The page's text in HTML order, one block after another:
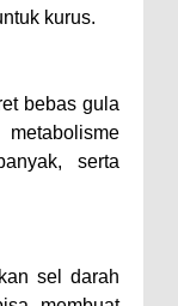
kurus.
bebas gula
serta
sel darah